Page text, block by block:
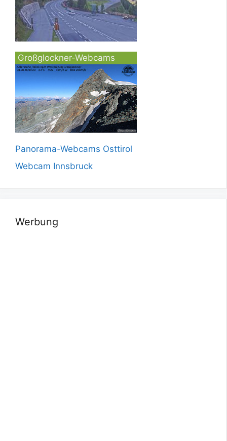
Großglockner-Webcams
Panorama-Webcams Osttirol
Webcam Innsbruck
Werbung